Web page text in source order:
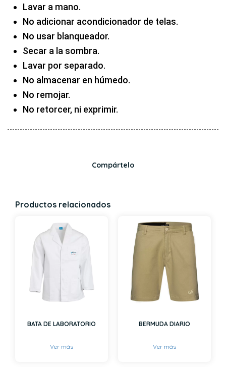
Lavar a mano.
No adicionar acondicionador de telas.
No usar blanqueador.
Secar a la sombra.
Lavar por separado.
No almacenar en húmedo.
No remojar.
No retorcer, ni exprimir.
Compártelo
Productos relacionados
BATA DE LABORATORIO
Ver más
BERMUDA DIARIO
Ver más